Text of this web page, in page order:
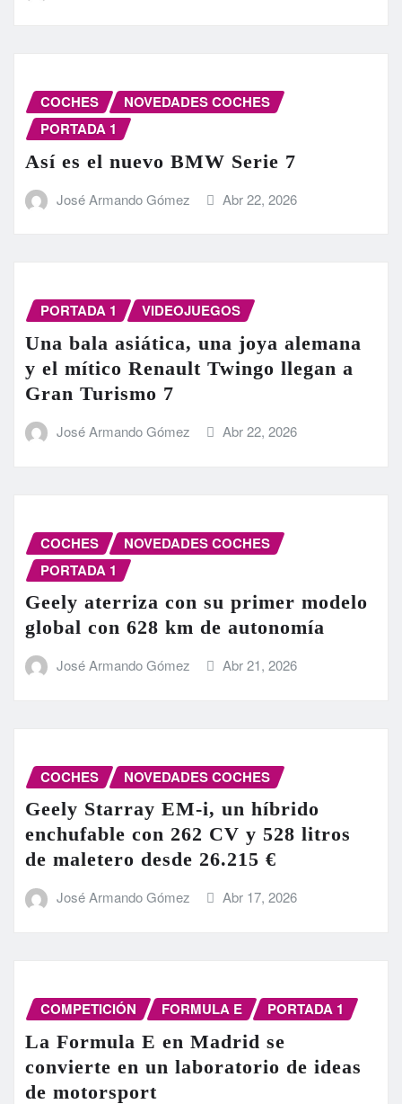
COCHES
NOVEDADES COCHES
PORTADA 1
Así es el nuevo BMW Serie 7
José Armando Gómez Abr 22, 2026
PORTADA 1 VIDEOJUEGOS
Una bala asiática, una joya alemana
y el mítico Renault Twingo llegan a
Gran Turismo 7
José Armando Gómez Abr 22, 2026
COCHES
NOVEDADES COCHES
PORTADA 1
Geely aterriza con su primer modelo
global con 628 km de autonomía
José Armando Gómez Abr 21, 2026
COCHES NOVEDADES COCHES
Geely Starray EM-i, un híbrido
enchufable con 262 CV y 528 litros
de maletero desde 26.215 €
José Armando Gómez Abr 17, 2026
COMPETICIÓN FORMULA E PORTADA 1
La Formula E en Madrid se
convierte en un laboratorio de ideas
de motorsport